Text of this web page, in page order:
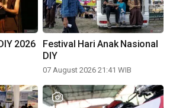
2026
Festival Hari Anak Nasional
DIY
07 August 2026 21:41 WIB